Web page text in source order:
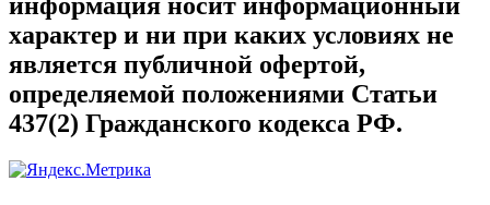
характер и ни при каких условиях не
является публичной офертой,
определяемой положениями Статьи
437(2) Гражданского кодекса РФ.